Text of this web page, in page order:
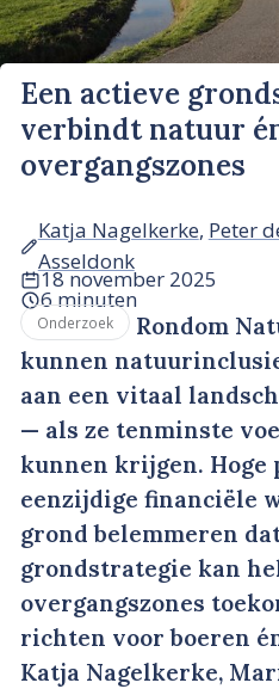
Een actieve
verbindt natuur
overgangszones
Katja Nagelkerke, Peter
Asseldonk
18 november 2025
6 minuten
Onderzoek
Rondom
kunnen
aan een vitaal
— als ze tenminste
kunnen krijgen. Hoge
eenzijdige financiële
grond belemmeren
grondstrategie kan
overgangszones
richten voor boeren
Katja Nagelkerke,